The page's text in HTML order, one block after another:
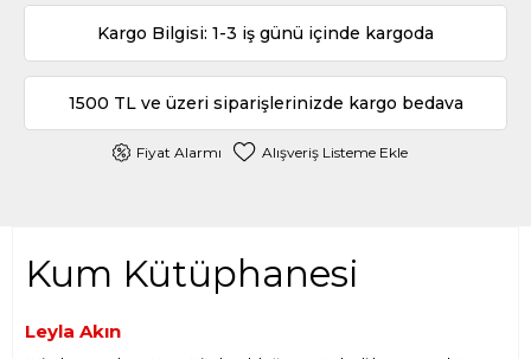
Kargo Bilgisi: 1-3 iş günü içinde kargoda
1500 TL ve üzeri siparişlerinizde kargo bedava
Fiyat Alarmı Alışveriş Listeme Ekle
Kum Kütüphanesi
Leyla Akın